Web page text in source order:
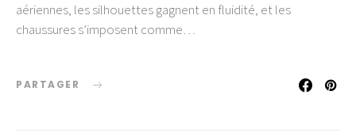
aériennes, les silhouettes gagnent en fluidité, et les
chaussures s’imposent comme…
PARTAGER